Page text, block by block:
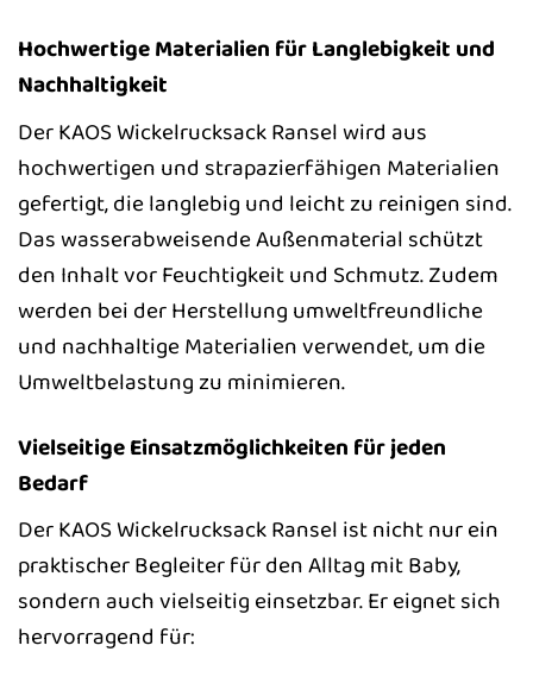
Hochwertige Materialien für Langlebigkeit und
Nachhaltigkeit
Der KAOS Wickelrucksack Ransel wird aus
hochwertigen und strapazierfähigen Materialien
gefertigt, die langlebig und leicht zu reinigen sind.
Das wasserabweisende Außenmaterial schützt
den Inhalt vor Feuchtigkeit und Schmutz. Zudem
werden bei der Herstellung umweltfreundliche
und nachhaltige Materialien verwendet, um die
Umweltbelastung zu minimieren.
Vielseitige Einsatzmöglichkeiten für jeden
Bedarf
Der KAOS Wickelrucksack Ransel ist nicht nur ein
praktischer Begleiter für den Alltag mit Baby,
sondern auch vielseitig einsetzbar. Er eignet sich
hervorragend für: